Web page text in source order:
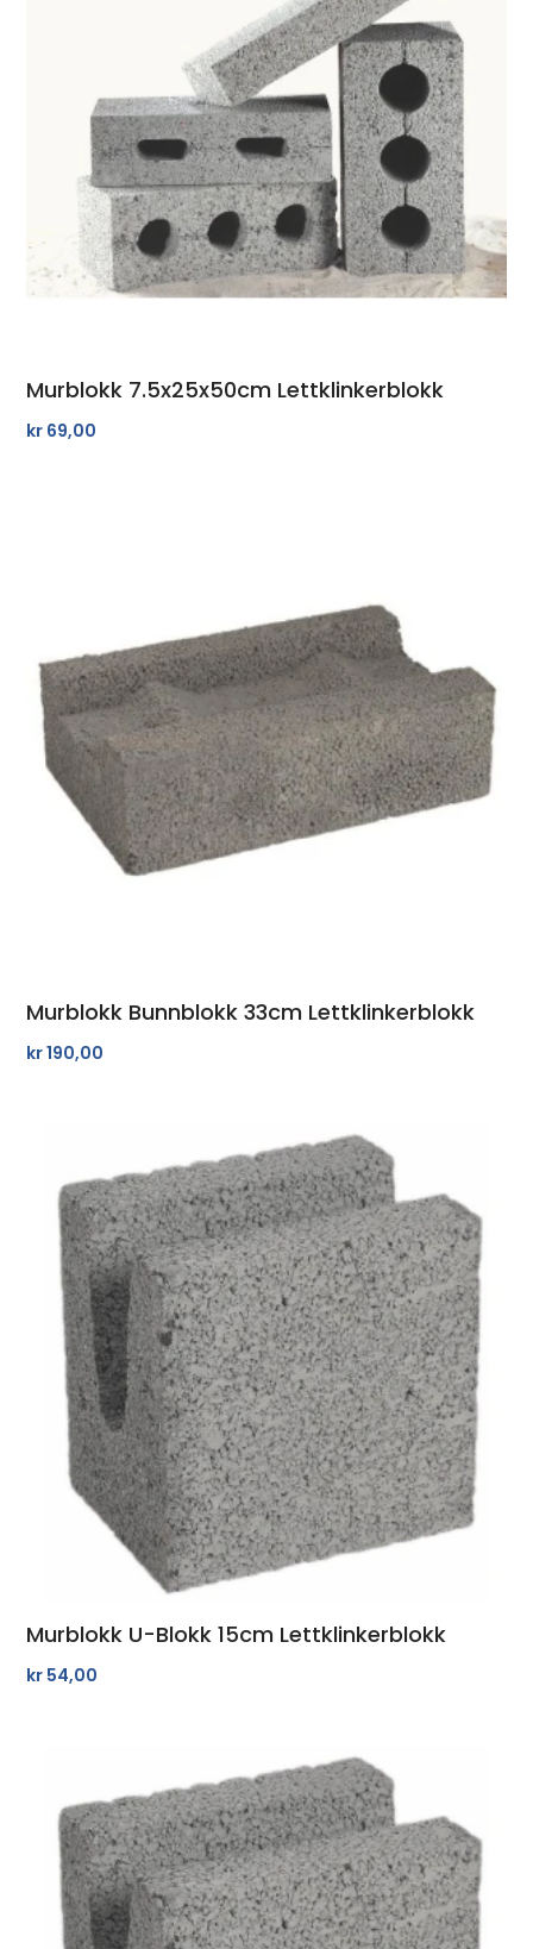
Murblokk 7.5x25x50cm Lettklinkerblokk
kr 69,00
Murblokk Bunnblokk 33cm Lettklinkerblokk
kr190,00
Murblokk U-Blokk 15cm Lettklinkerblokk
kr 54,00